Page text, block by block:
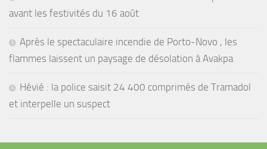
avant les festivités du 16 août
Après le spectaculaire incendie de Porto-Novo , les
flammes laissent un paysage de désolation à Avakpa
Hêvié : la police saisit 24 400 comprimés de Tramadol
et interpelle un suspect